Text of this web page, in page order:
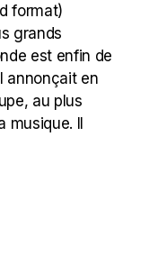
format)
grands
est enfin de
annonçait en
au plus
musique. Il